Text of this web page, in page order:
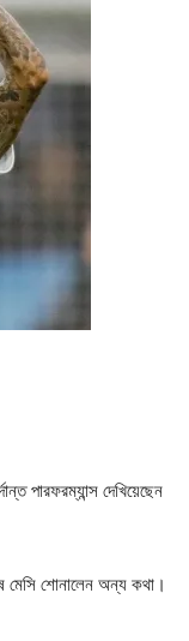
পারফরম্যান্স দেখিয়েছেন
মেসি শোনালেন অন্য কথা।